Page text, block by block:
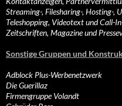
Streaming-, Filesharing-, Hosting-,
Teleshopping, Videotext und Call-
Zeitschriften, Magazine und
Sonstige Gruppen und
Adblock Plus-Werbenetzwerk
Die Guerillaz
Firmengruppe Volandt